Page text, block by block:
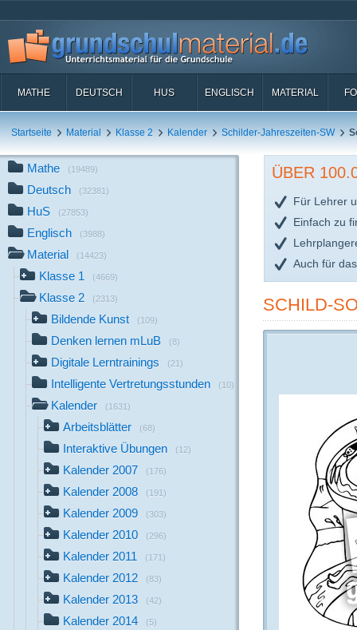
MATHE DEUTSCH HUS ENGLISCH MATERIAL
Startseite Material Klasse 2 Kalender Schilder-Jahreszeiten-SW
Mathe (19489)
Deutsch (32381)
HuS (27853)
Englisch (3988)
Material (14423)
Klasse 1 (4669)
Klasse 2 (2313)
Bildende Kunst (109)
Denken lernen mLuB (8)
Digitale Lerntrainings (21)
Intelligente Vertretungsstunden (10)
Kalender (1631)
Arbeitsblätter (68)
Interaktive Übungen (12)
Kalender 2007 (176)
Kalender 2008 (191)
Kalender 2009 (303)
Kalender 2010 (296)
Kalender 2011 (171)
Kalender 2012 (83)
Kalender 2013 (42)
Kalender 2014 (5)
ÜBER
Für Lehrer
Einfach zu
Auch für
SCHILD-